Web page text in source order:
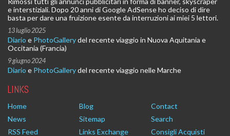
e interstiziali. Dopo 20 anni di Google AdSense ho deciso di dire
basta per dare una fruizione esente da interruzioni ai miei 5 lettori.
13 luglio 2025
Diario e PhotoGallerydel recente viaggio in Nuova Aquitania e
Occitania (Francia)
9 giugno 2024
Diario e PhotoGallerydel recente viaggio nelle Marche
LINKS
Home Blog
Contact
News
Sitemap
Search
RSS Feed
Links Exchange Consigli Acquisti